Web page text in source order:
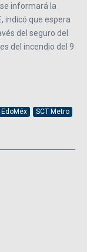
informará la
indicó que espera
del seguro del
del incendio del 9
EdoMéx SCT Metro